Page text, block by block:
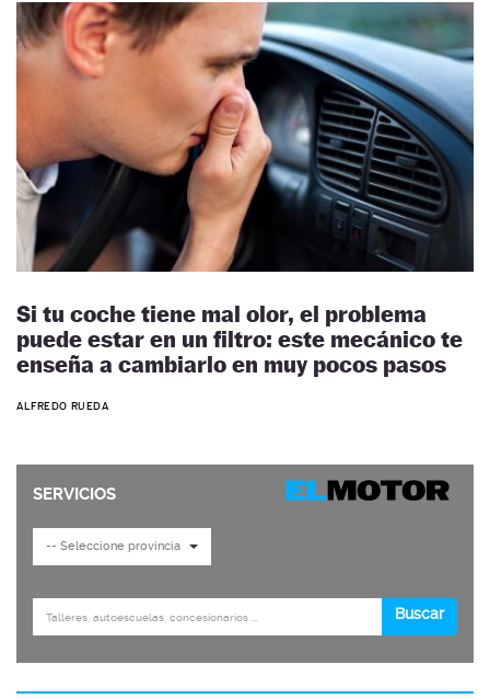
Si tu coche tiene mal olor, el problema
puede estar en un filtro: este mecánico te
enseña a cambiarlo en muy pocos pasos
ALFREDO RUEDA